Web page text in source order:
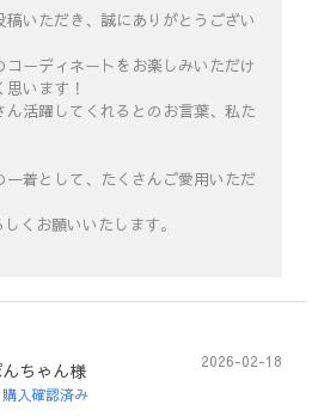
稿いただき、誠にありがとうござい
ーディネートをお楽しみいただけ
います！
ん活躍してくれるとのお言葉、私た
一着として、たくさんご愛用いただ
くお願いいたします。
んちゃん様
購入確認済み
2026-02-18